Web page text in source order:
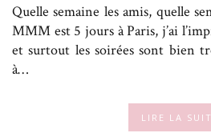
Quelle semaine les amis, quelle
MMM est 5 jours à Paris, j’ai
et surtout les soirées sont bien
à…
LIRE LA